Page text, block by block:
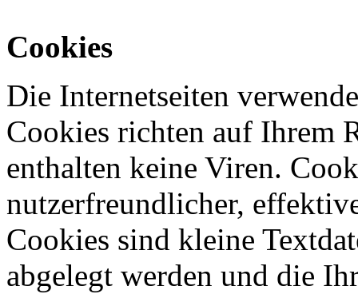
Cookies
Die Internetseiten
Cookies richten auf Ihrem
enthalten keine Viren.
nutzerfreundlicher,
Cookies sind kleine
abgelegt werden und die